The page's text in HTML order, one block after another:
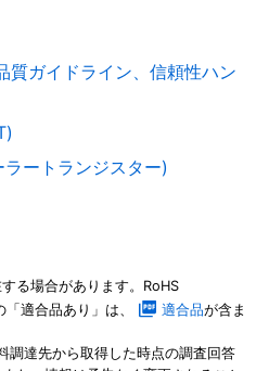
質ガイドライン、信頼性ハン
ートランジスター)
る場合があります。RoHS
適合品あり」は、
適合品が含ま
調達先から取得した時点の調査回答